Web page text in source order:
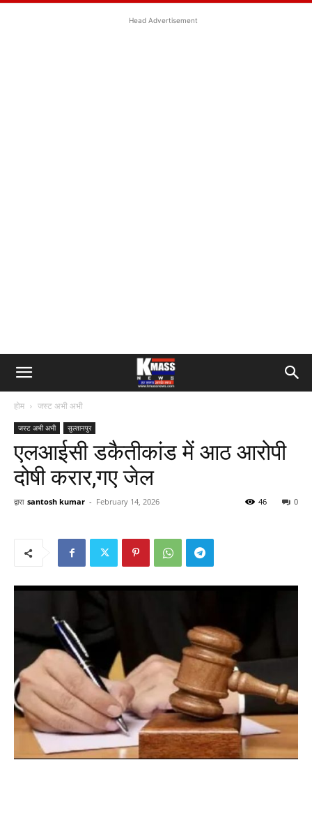
Head Advertisement
होम जस्ट अभी अभी
जस्ट अभी अभी सुल्तानपुर
एलआईसी डकैतीकांड में आठ आरोपी
दोषी करार,गए जेल
द्वारा santosh kumar - February 14, 2026 0
46